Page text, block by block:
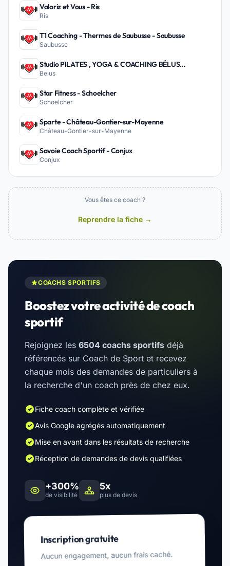
Valoriz et Vous - Ris
Ris
T1 Coaching - Thermes de Saubusse - Saubusse
Saubusse
Studio PILATES , YOGA & COACHING BÉLUS
PEYREHORADE - Belus
Belus
Star Fitness - Schoelcher
Schoelcher
Sparte - Château-Gontier-sur-Mayenne
Château-Gontier-sur-Mayenne
Savoie Coach Sportif - Conjux
Conjux
Vous êtes ce coach ?
Reprendre la fiche →
COACHS SPORTIFS
Boostez votre activité de coach
sportif
Rejoignez les 6504 coachs sportifs déjà
référencés sur Coach de Sport et recevez
chaque mois des demandes de particuliers à
la recherche d'un coach près de chez eux.
Fiche coach complète et vérifiée
Avis Google agrégés automatiquement
Mise en avant dans les résultats de recherche
Réception de demandes de devis qualifiées
+300%
de visibilité
5x
plus de devis
Inscription gratuite
Aucun engagement, aucun frais caché.